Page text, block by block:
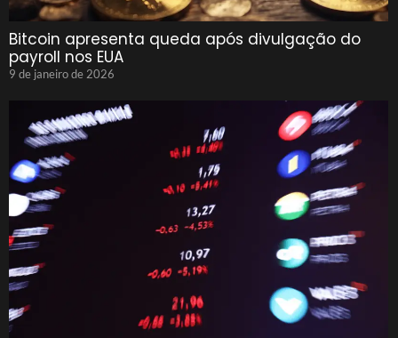
Bitcoin apresenta queda após divulgação do
payroll nos EUA
9 de janeiro de 2026